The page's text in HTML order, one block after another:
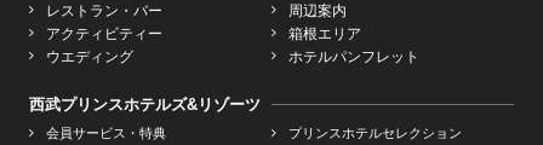
レストラン・バー
アクティビティー
ウエディング
周辺案内
箱根エリア
ホテルパンフレット
西武プリンスホテルズ&リゾーツ
会員サービス・特典
プリンスホテルセレクション